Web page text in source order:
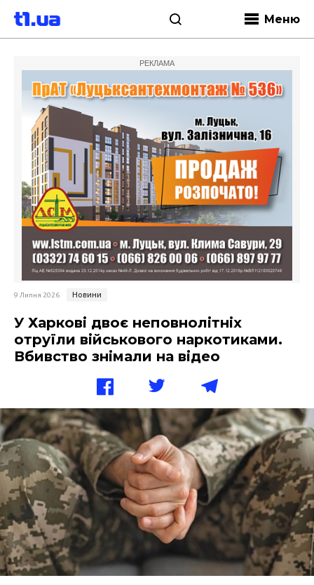
Меню
РЕКЛАМА
9 Липня 2026 Новини
У Харкові двоє неповнолітніх
отруїли військового наркотиками.
Вбивство знімали на відео